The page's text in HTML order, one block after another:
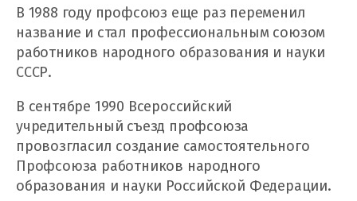
В 1988 году профсоюз еще раз переменил
название и стал профессиональным союзом
работников народного образования и науки
СССР.
В сентябре 1990 Всероссийский
учредительный съезд профсоюза
провозгласил создание самостоятельного
Профсоюза работников народного
образования и науки Российской Федерации.